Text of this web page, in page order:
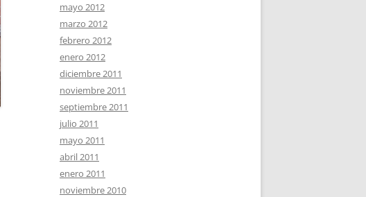
mayo 2012
marzo 2012
febrero 2012
enero 2012
diciembre 2011
noviembre 2011
septiembre 2011
julio 2011
mayo 2011
abril 2011
enero 2011
noviembre 2010